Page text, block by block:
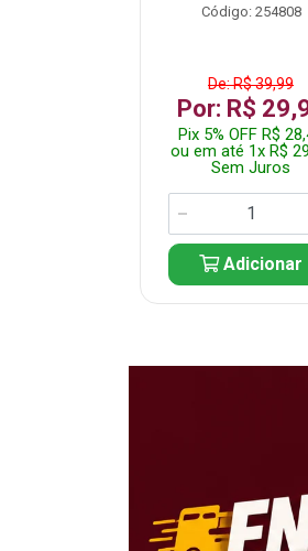
Código: 254808
De: R$ 39,99
Por: R$
Pix 5% OFF R$
ou em até 1x R$
Sem Juros
Adicionar